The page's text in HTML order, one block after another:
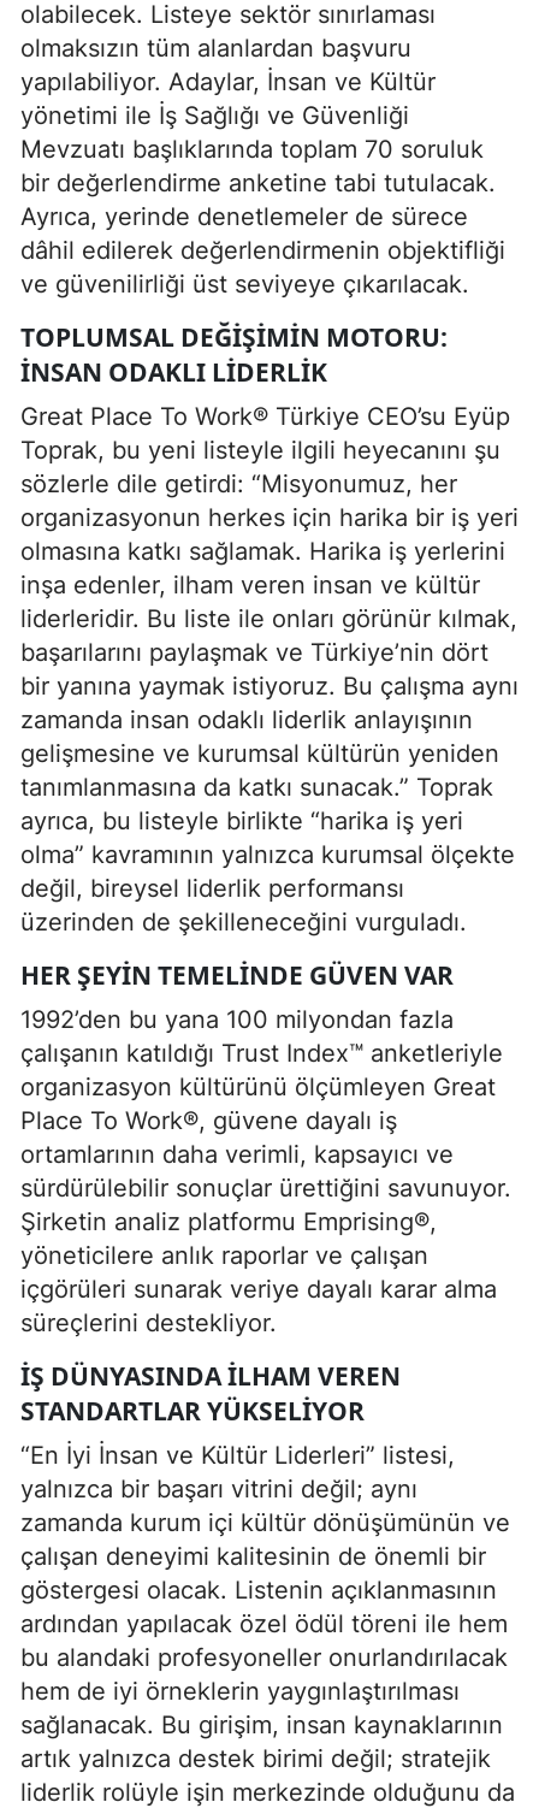
olabilecek. Listeye sektör sınırlaması
olmaksızın tüm alanlardan başvuru
yapılabiliyor. Adaylar, İnsan ve Kültür
yönetimi ile İş Sağlığı ve Güvenliği
Mevzuatı başlıklarında toplam 70 soruluk
bir değerlendirme anketine tabi tutulacak.
Ayrıca, yerinde denetlemeler de sürece
dâhil edilerek değerlendirmenin objektifliği
ve güvenilirliği üst seviyeye çıkarılacak.
TOPLUMSAL DEĞIŞIMIN MOTORU:
İNSAN ODAKLI LIDERLIK
Great Place To Work® Türkiye CEO’su Eyüp
Toprak, bu yeni listeyle ilgili heyecanını şu
sözlerle dile getirdi: “Misyonumuz, her
organizasyonun herkes için harika bir iş yeri
olmasına katkı sağlamak. Harika iş yerlerini
inşa edenler, ilham veren insan ve kültür
liderleridir. Bu liste ile onları görünür kılmak,
başarılarını paylaşmak ve Türkiye’nin dört
bir yanına yaymak istiyoruz. Bu çalışma aynı
zamanda insan odaklı liderlik anlayışının
gelişmesine ve kurumsal kültürün yeniden
tanımlanmasına da katkı sunacak.” Toprak
ayrıca, bu listeyle birlikte “harika iş yeri
olma” kavramının yalnızca kurumsal ölçekte
değil, bireysel liderlik performansı
üzerinden de şekilleneceğini vurguladı.
HER ŞEYIN TEMELINDE GÜVEN VAR
1992’den bu yana 100 milyondan fazla
çalışanın katıldığı Trust Index™ anketleriyle
organizasyon kültürünü ölçümleyen Great
Place To Work®, güvene dayalı iş
ortamlarının daha verimli, kapsayıcı ve
sürdürülebilir sonuçlar ürettiğini savunuyor.
Şirketin analiz platformu Emprising®,
yöneticilere anlık raporlar ve çalışan
içgörüleri sunarak veriye dayalı karar alma
süreçlerini destekliyor.
İŞ DÜNYASINDA İLHAM VEREN
STANDARTLAR YÜKSELIYOR
“En İyi İnsan ve Kültür Liderleri” listesi,
yalnızca bir başarı vitrini değil; aynı
zamanda kurum içi kültür dönüşümünün ve
çalışan deneyimi kalitesinin de önemli bir
göstergesi olacak. Listenin açıklanmasının
ardından yapılacak özel ödül töreni ile hem
bu alandaki profesyoneller onurlandırılacak
hem de iyi örneklerin yaygınlaştırılması
sağlanacak. Bu girişim, insan kaynaklarının
artık yalnızca destek birimi değil; stratejik
liderlik rolüyle işin merkezinde olduğunu da